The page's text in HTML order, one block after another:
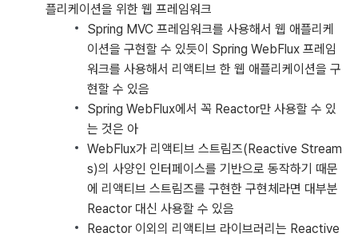
플리케이션을 위한 웹 프레임워크
Spring MVC 프레임워크를 사용해서 웹 애플리케
이션을 구현할 수 있듯이 Spring WebFlux 프레임
워크를 사용해서 리액티브 한 웹 애플리케이션을 구
현할 수 있음
Spring WebFlux에서 꼭 Reactor만 사용할 수 있
는 것은 아
WebFlux가 리액티브 스트림즈(Reactive Stream
s)의 사양인 인터페이스를 기반으로 동작하기 때문
에 리액티브 스트림즈를 구현한 구현체라면 대부분
Reactor 대신 사용할 수 있음
Reactor 이외의 리액티브 라이브러리는 Reactive